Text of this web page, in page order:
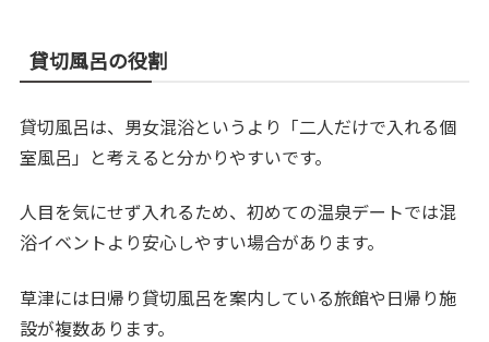
貸切風呂の役割
貸切風呂は、男女混浴というより「二人だけで入れる個
室風呂」と考えると分かりやすいです。
人目を気にせず入れるため、初めての温泉デートでは混
浴イベントより安心しやすい場合があります。
草津には日帰り貸切風呂を案内している旅館や日帰り施
設が複数あります。